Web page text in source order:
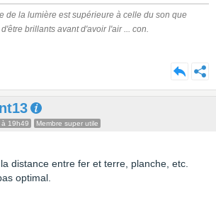
de la lumière est supérieure à celle du son que
brillants avant d'avoir l'air ... con.
19h49 Membre super utile
distance entre fer et terre, planche, etc.
optimal.